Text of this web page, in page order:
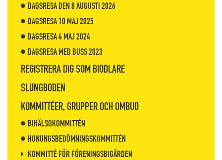
DAGSRESA DEN 8 AUGUSTI 2026
DAGSRESA 10 MAJ 2025
DAGSRESA 4 MAJ 2024
DAGSRESA MED BUSS 2023
REGISTRERA DIG SOM BIODLARE
SLUNGBODEN
KOMMITTÉER, GRUPPER OCH OMBUD
BIHÄLSOKOMMITTÉN
HONUNGSBEDÖMNINGSKOMMITTÉN
KOMMITTÉ FÖR FÖRENINGSBIGÅRDEN